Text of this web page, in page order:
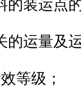
的装运点
的运量及
等级；